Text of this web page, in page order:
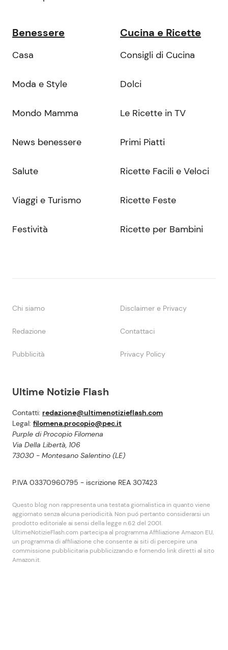
Ultime Notizie Flash
Contatti: redazione@ultimenotizieflash.com
Legal: filomena.procopio@pec.it
Purple di Procopio Filomena
Via Della Libertà, 106
73030 - Montesano Salentino (LE)
P.IVA 03370960795 - iscrizione REA 307423
Questo blog non rappresenta una testata giornalistica in quanto viene
aggiornato senza alcuna periodicità. Non puó pertanto considerarsi un
prodotto editoriale ai sensi della legge n.62 del 2001.
UltimeNotizieFlash.com partecipa al programma Affiliazione Amazon EU,
un programma di affiliazione che consente ai siti di percepire una
commissione pubblicitaria pubblicizzando e fornendo link diretti al sito
Amazon.it.
Benessere
Casa
Moda e Style
Mondo Mamma
News benessere
Salute
Viaggi e Turismo
Festività
Cucina e Ricette
Consigli di Cucina
Dolci
Le Ricette in TV
Primi Piatti
Ricette Facili e Veloci
Ricette Feste
Ricette per Bambini
Chi siamo Disclaimer e Privacy
Redazione Contattaci
Pubblicità Privacy Policy